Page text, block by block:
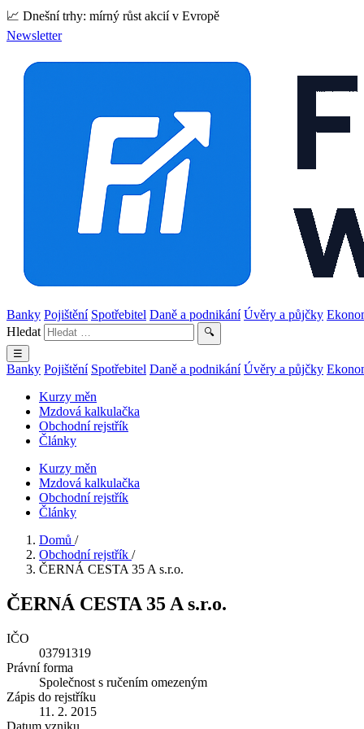
📈 Dnešní trhy: mírný růst akcií v Evropě
Newsletter
Banky Pojištění Spotřebitel Daně a podnikání Úvěry a půjčky
Hledat
🔍
☰
Banky Pojištění Spotřebitel Daně a podnikání Úvěry a půjčky
Kurzy měn
Mzdová kalkulačka
Obchodní rejstřík
Články
Kurzy měn
Mzdová kalkulačka
Obchodní rejstřík
Články
Domů /
Obchodní rejstřík /
ČERNÁ CESTA 35 A s.r.o.
ČERNÁ CESTA 35 A s.r.o.
IČO
03791319
Právní forma
Společnost s ručením omezeným
Zápis do rejstříku
11. 2. 2015
Datum vzniku